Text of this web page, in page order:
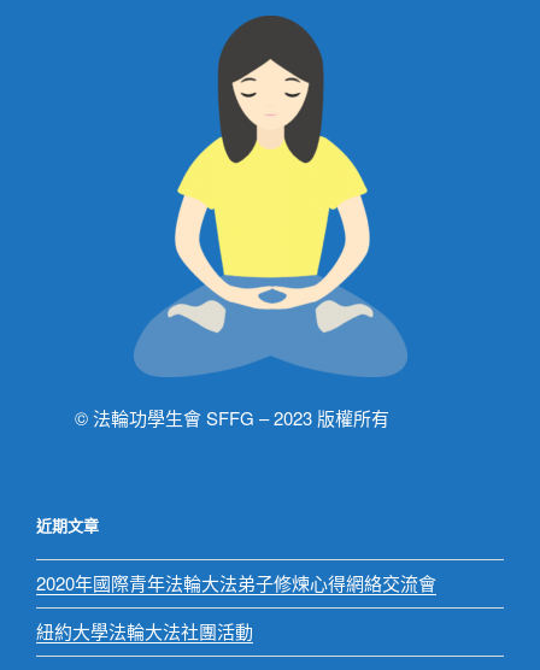
© 法輪功學生會 SFFG – 2023 版權所有
近期文章
2020年國際青年法輪大法弟子修煉心得網絡交流會
紐約大學法輪大法社團活動